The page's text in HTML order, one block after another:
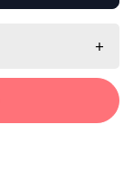
+